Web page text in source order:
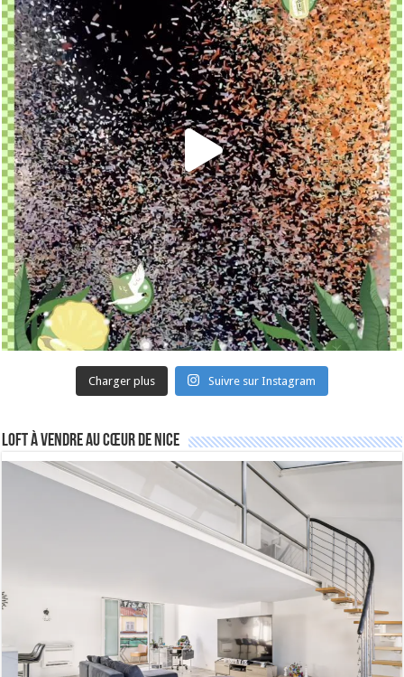
Charger plus Suivre sur Instagram
Loft à vendre au cœur de Nice